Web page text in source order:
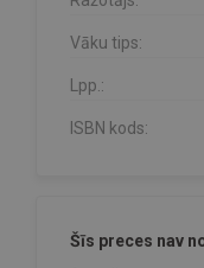
Vāku tips:
Lpp.:
ISBN kods:
Šīs preces nav